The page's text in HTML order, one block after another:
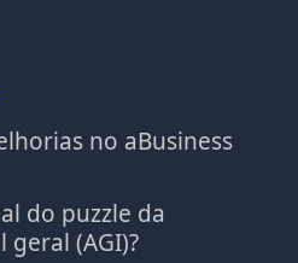
no aBusiness
do puzzle da
(AGI)?